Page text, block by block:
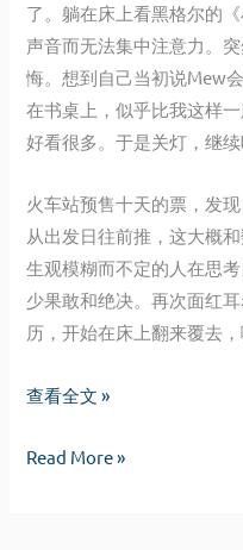
去
的
了。躺在床上看黑格尔的
声音而无法集中注意力。
悔。想到自己当初说Mew
在书桌上，似乎比我这样
好看很多。于是关灯，继
火车站预售十天的票，发
从出发日往前推，这大概
生观模糊而不定的人在思
少果敢和绝决。再次面红
历，开始在床上翻来覆去
唯
违
查看全文 »
唯
Read More »